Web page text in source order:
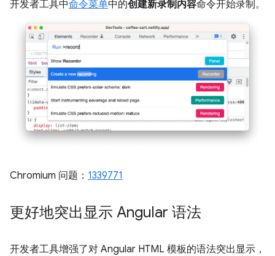
开发者工具中命令菜单中的创建新录制内容命令开始录制。
Chromium 问题： 1339771
更好地突出显示 Angular 语法
开发者工具增强了对 Angular HTML 模板的语法突出显示，